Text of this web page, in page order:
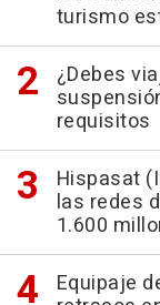
turismo
¿Debes
requisitos
Hispasat
las redes
1.600
Equipaje